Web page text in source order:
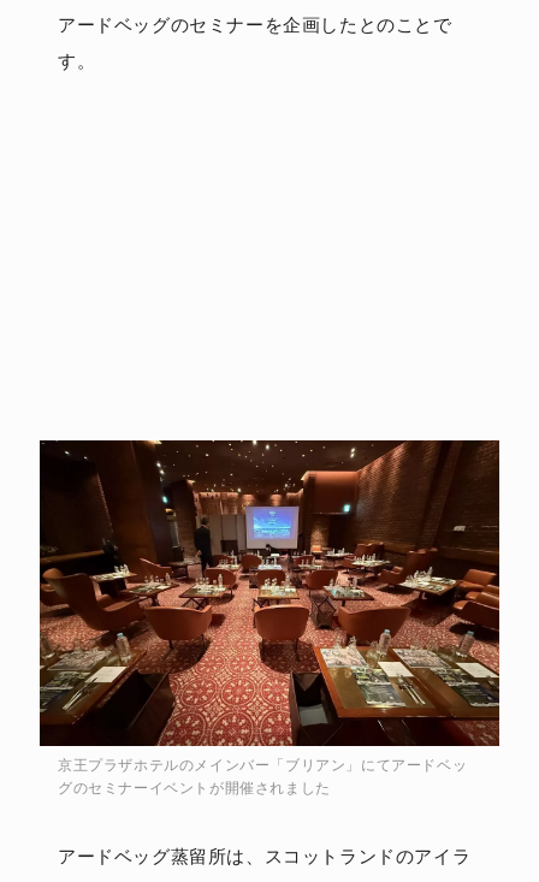
アードベッグのセミナーを企画したとのことで
す。
京王プラザホテルのメインバー「ブリアン」にてアードベッ
グのセミナーイベントが開催されました
アードベッグ蒸留所は、スコットランドのアイラ